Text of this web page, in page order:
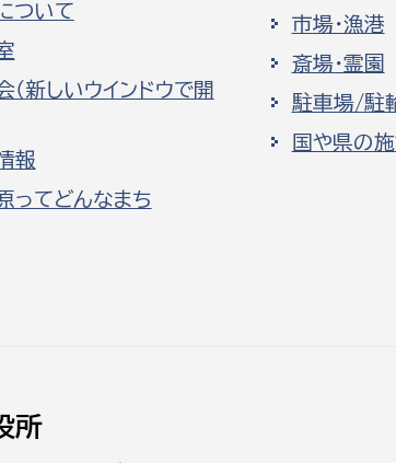
ついて
（新しいウインドウで開
報
ってどんなまち
市場・漁港
斎場・霊園
駐車場/駐
国や県の
所